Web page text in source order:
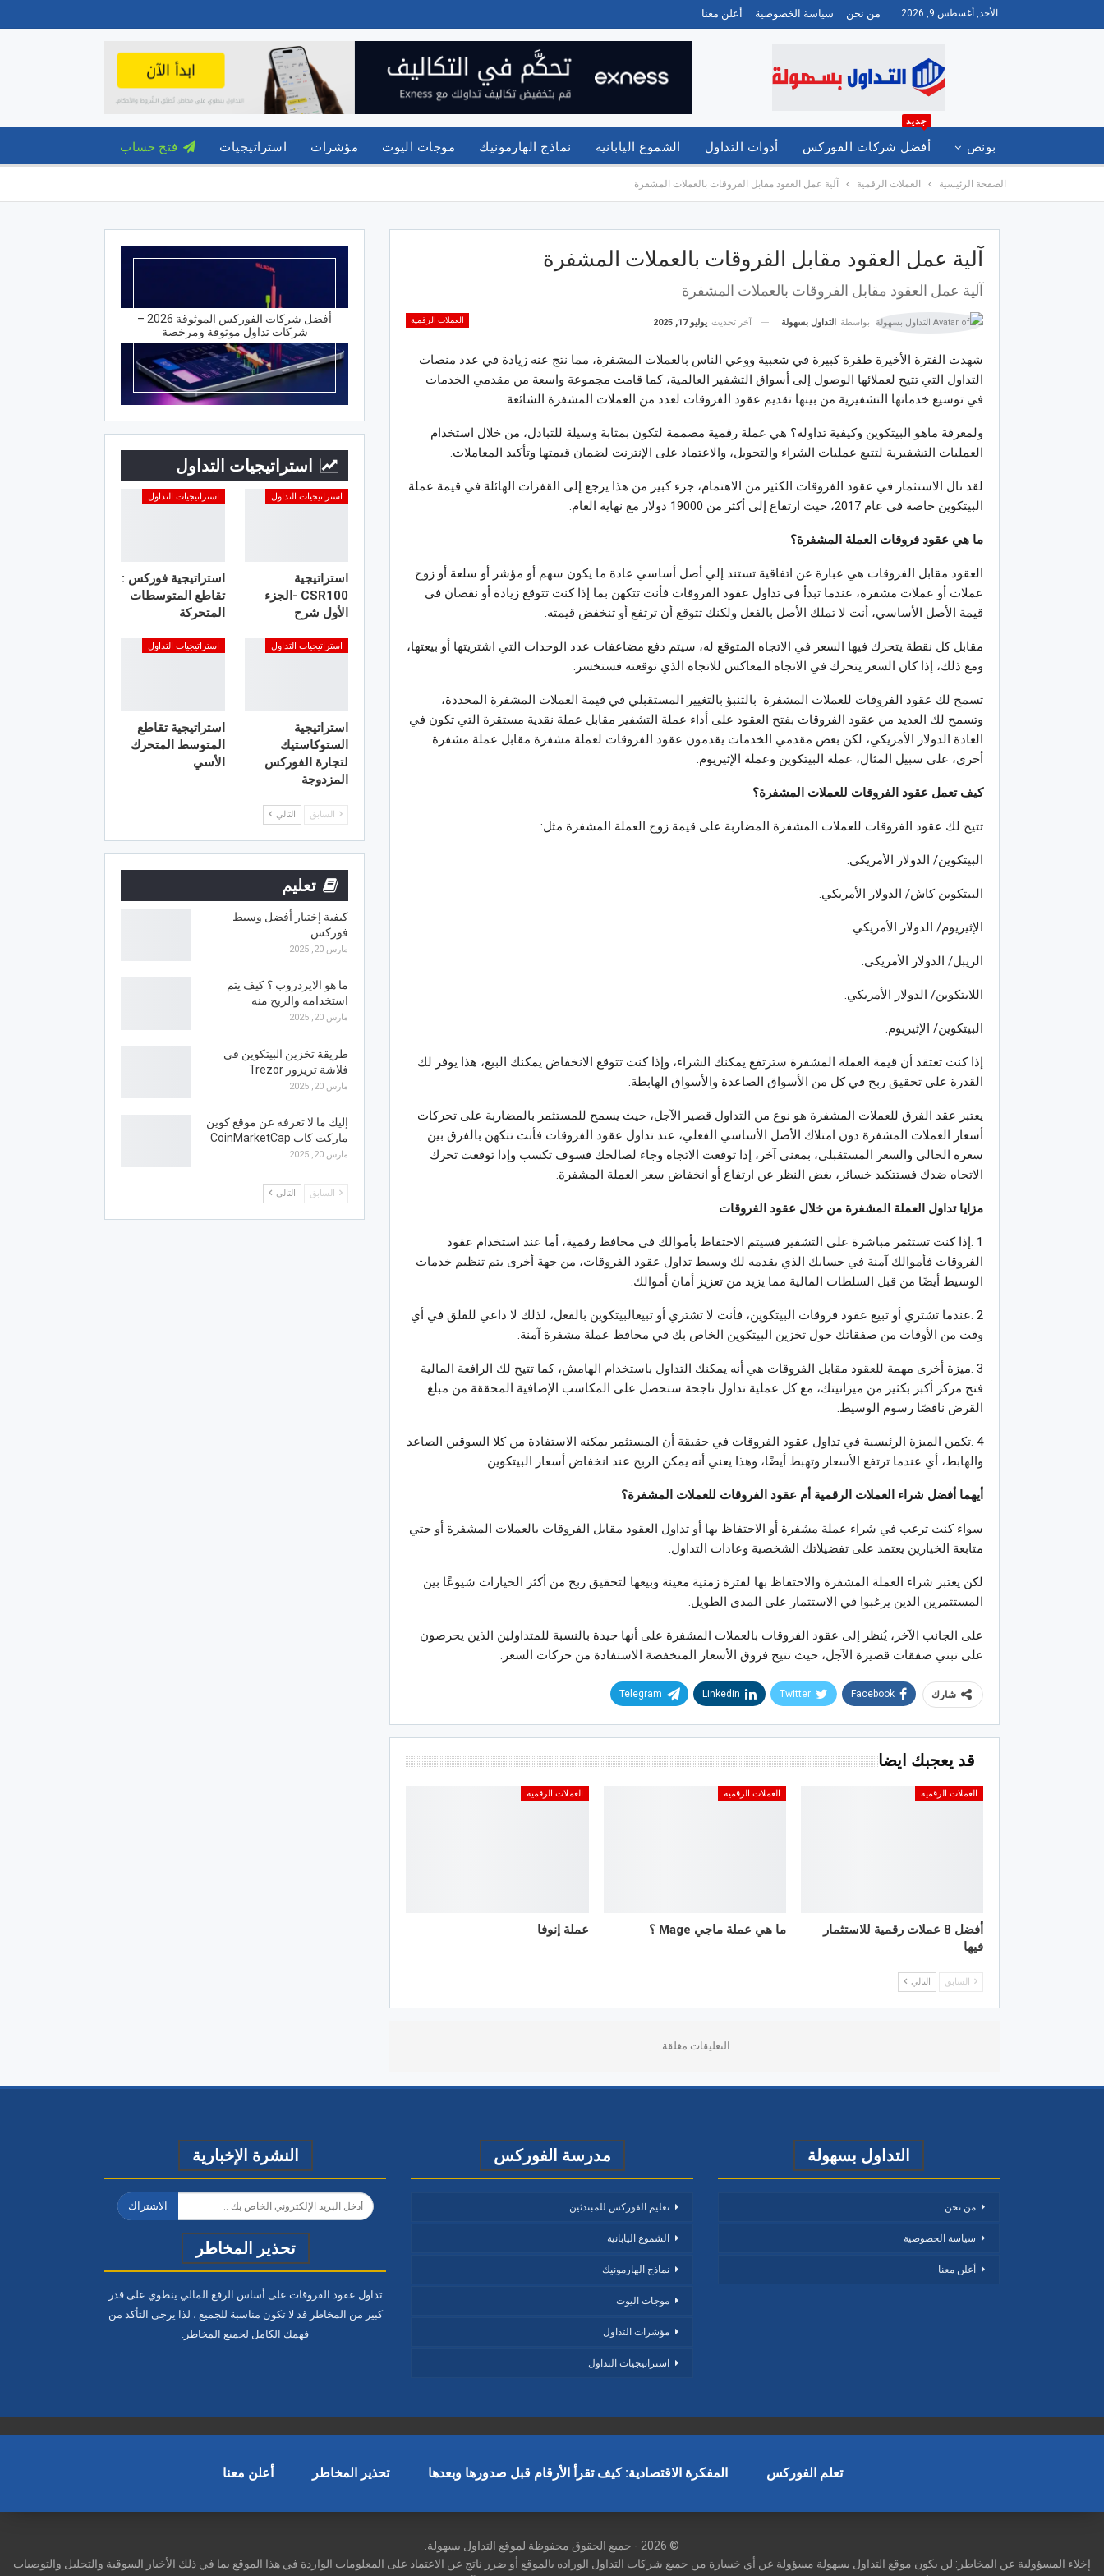
الأحد, أغسطس 9, 2026 من نحن سياسة الخصوصية أعلن معنا
بونص أفضل شركات الفوركس
جديد
أدوات التداول الشموع اليابانية نماذج الهارمونيك موجات اليوت مؤشرات استراتيجيات فتح حساب
العربية
الصفحة الرئيسية العملات الرقمية آلية عمل العقود مقابل الفروقات بالعملات المشفرة
آلية عمل العقود مقابل الفروقات بالعملات المشفرة
آلية عمل العقود مقابل الفروقات بالعملات المشفرة
العملات الرقمية بواسطة التداول بسهولة آخر تحديث يوليو 17, 2025
شهدت الفترة الأخيرة طفرة كبيرة في شعبية ووعي الناس بالعملات المشفرة، مما نتج عنه زيادة في عدد منصات
التداول التي تتيح لعملائها الوصول إلى أسواق التشفير العالمية، كما قامت مجموعة واسعة من مقدمي الخدمات
في توسيع خدماتها التشفيرية من بينها تقديم عقود الفروقات لعدد من العملات المشفرة الشائعة.
ولمعرفة ماهو البيتكوين وكيفية تداوله؟ هي عملة رقمية مصممة لتكون بمثابة وسيلة للتبادل، من خلال استخدام
العمليات التشفيرية لتتبع عمليات الشراء والتحويل، والاعتماد على الإنترنت لضمان قيمتها وتأكيد المعاملات.
لقد نال الاستثمار في عقود الفروقات الكثير من الاهتمام، جزء كبير من هذا يرجع إلى القفزات الهائلة في قيمة عملة
البيتكوين خاصة في عام 2017، حيث ارتفاع إلى أكثر من 19000 دولار مع نهاية العام.
ما هي عقود فروقات العملة المشفرة؟
العقود مقابل الفروقات هي عبارة عن اتفاقية تستند إلي أصل أساسي عادة ما يكون سهم أو مؤشر أو سلعة أو زوج
عملات أو عملات مشفرة، عندما تبدأ في تداول عقود الفروقات فأنت تتكهن بما إذا كنت تتوقع زيادة أو نقصان في
قيمة الأصل الأساسي، أنت لا تملك الأصل بالفعل ولكنك تتوقع أن ترتفع أو تنخفض قيمته.
مقابل كل نقطة يتحرك فيها السعر في الاتجاه المتوقع له، سيتم دفع مضاعفات عدد الوحدات التي اشتريتها أو بيعتها،
ومع ذلك، إذا كان السعر يتحرك في الاتجاه المعاكس للاتجاه الذي توقعته فستخسر.
تسمح لك عقود الفروقات للعملات المشفرة بالتنبؤ بالتغيير المستقبلي في قيمة العملات المشفرة المحددة،
وتسمح لك العديد من عقود الفروقات بفتح العقود على أداء عملة التشفير مقابل عملة نقدية مستقرة التي تكون في
العادة الدولار الأمريكي، لكن بعض مقدمي الخدمات يقدمون عقود الفروقات لعملة مشفرة مقابل عملة مشفرة
أخرى، على سبيل المثال، عملة البيتكوين وعملة الإثيريوم.
كيف تعمل عقود الفروقات للعملات المشفرة؟
تتيح لك عقود الفروقات للعملات المشفرة المضاربة على قيمة زوج العملة المشفرة مثل:
البيتكوين/ الدولار الأمريكي.
البيتكوين كاش/ الدولار الأمريكي.
الإثيريوم/ الدولار الأمريكي.
الريبل/ الدولار الأمريكي.
اللايتكوين/ الدولار الأمريكي.
البيتكوين/ الإثيريوم.
إذا كنت تعتقد أن قيمة العملة المشفرة سترتفع يمكنك الشراء، وإذا كنت تتوقع الانخفاض يمكنك البيع، هذا يوفر لك
القدرة على تحقيق ربح في كل من الأسواق الصاعدة والأسواق الهابطة.
يعتبر عقد الفرق للعملات المشفرة هو نوع من التداول قصير الآجل، حيث يسمح للمستثمر بالمضاربة على تحركات
أسعار العملات المشفرة دون امتلاك الأصل الأساسي الفعلي، عند تداول عقود الفروقات فأنت تتكهن بالفرق بين
سعره الحالي والسعر المستقبلي، بمعني آخر، إذا توقعت الاتجاه وجاء لصالحك فسوف تكسب وإذا توقعت تحرك
الاتجاه ضدك فستتكبد خسائر، بغض النظر عن ارتفاع أو انخفاض سعر العملة المشفرة.
مزايا تداول العملة المشفرة من خلال عقود الفروقات
1 .إذا كنت تستثمر مباشرة على التشفير فسيتم الاحتفاظ بأموالك في محافظ رقمية، أما عند استخدام عقود
الفروقات فأموالك آمنة في حسابك الذي يقدمه لك وسيط تداول عقود الفروقات، من جهة أخرى يتم تنظيم خدمات
الوسيط أيضًا من قبل السلطات المالية مما يزيد من تعزيز أمان أموالك.
2 .عندما تشتري أو تبيع عقود فروقات البيتكوين، فأنت لا تشتري أو تبيعالبيتكوين بالفعل، لذلك لا داعي للقلق في أي
وقت من الأوقات من صفقاتك حول تخزين البيتكوين الخاص بك في محافظ عملة مشفرة آمنة.
3 .ميزة أخرى مهمة للعقود مقابل الفروقات هي أنه يمكنك التداول باستخدام الهامش، كما تتيح لك الرافعة المالية
فتح مركز أكبر بكثير من ميزانيتك، مع كل عملية تداول ناجحة ستحصل على المكاسب الإضافية المحققة من مبلغ
القرض ناقصًا رسوم الوسيط.
4 .تكمن الميزة الرئيسية في تداول عقود الفروقات في حقيقة أن المستثمر يمكنه الاستفادة من كلا السوقين الصاعد
والهابط، أي عندما ترتفع الأسعار وتهبط أيضًا، وهذا يعني أنه يمكن الربح عند انخفاض أسعار البيتكوين.
أيهما أفضل شراء العملات الرقمية أم عقود الفروقات للعملات المشفرة؟
سواء كنت ترغب في شراء عملة مشفرة أو الاحتفاظ بها أو تداول العقود مقابل الفروقات بالعملات المشفرة أو حتي
متابعة الخيارين يعتمد على تفضيلاتك الشخصية وعادات التداول.
لكن يعتبر شراء العملة المشفرة والاحتفاظ بها لفترة زمنية معينة وبيعها لتحقيق ربح من أكثر الخيارات شيوعًا بين
المستثمرين الذين يرغبوا في الاستثمار على المدى الطويل.
على الجانب الآخر، يُنظر إلى عقود الفروقات بالعملات المشفرة على أنها جيدة بالنسبة للمتداولين الذين يحرصون
على تبني صفقات قصيرة الآجل، حيث تتيح فروق الأسعار المنخفضة الاستفادة من حركات السعر.
شارك Facebook
Twitter
Linkedin
Telegram
قد يعجبك ايضا
العملات الرقمية
أفضل 8 عملات رقمية للاستثمار
فيها
العملات الرقمية
ما هي عملة ماجي Mage ؟
العملات الرقمية
عملة إنوفا
السابق التالي
التعليقات مغلقة.
أفضل شركات الفوركس الموثوقة 2026 –
شركات تداول موثوقة ومرخصة
استراتيجيات التداول
استراتيجيات التداول
استراتيجية
CSR100 -الجزء
الأول شرح
استراتيجيات التداول
استراتيجية فوركس :
تقاطع المتوسطات
المتحركة
استراتيجيات التداول
استراتيجية
الستوكاستيك
لتجارة الفوركس
المزدوجة
استراتيجيات التداول
استراتيجية تقاطع
المتوسط المتحرك
الأسي
السابق التالي
تعليم
كيفية إختيار أفضل وسيط
فوركس
مارس 20, 2025
ما هو الايردروب ؟ كيف يتم
استخدامه والربح منه
مارس 20, 2025
طريقة تخزين البيتكوين في
فلاشة تريزور Trezor
مارس 20, 2025
إليك ما لا تعرفه عن موقع كوين
ماركت كاب CoinMarketCap
مارس 20, 2025
السابق التالي
التداول بسهولة
من نحن
سياسة الخصوصية
أعلن معنا
مدرسة الفوركس
تعليم الفوركس للمبتدئين
الشموع اليابانية
نماذج الهارمونيك
موجات اليوت
مؤشرات التداول
استراتيجيات التداول
النشرة الإخبارية
الاشتراك
تحذير المخاطر
تداول عقود الفروقات على أساس الرفع المالي ينطوي على قدر
كبير من المخاطر قد لا تكون مناسبة للجميع ، لذا يرجى التأكد من
فهمك الكامل لجميع المخاطر.
تعلم الفوركس المفكرة الاقتصادية: كيف تقرأ الأرقام قبل صدورها وبعدها تحذير المخاطر أعلن معنا
© 2026 - جميع الحقوق محفوظة لموقع التداول بسهولة.
إخلاء المسؤولية عن المخاطر: لن يكون موقع التداول بسهولة مسؤولة عن أي خسارة من جميع شركات التداول الوراده بالموقع أو ضرر ناتج عن الاعتماد على المعلومات الواردة في هذا الموقع بما في ذلك الأخبار السوقية والتحليل والتوصيات